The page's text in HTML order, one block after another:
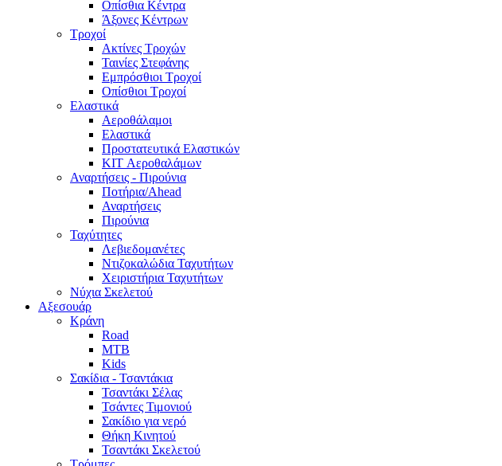
Οπίσθια Κέντρα
Άξονες Κέντρων
Τροχοί
Ακτίνες Τροχών
Ταινίες Στεφάνης
Εμπρόσθιοι Τροχοί
Οπίσθιοι Τροχοί
Ελαστικά
Αεροθάλαμοι
Ελαστικά
Προστατευτικά Ελαστικών
KIT Αεροθαλάμων
Αναρτήσεις - Πιρούνια
Ποτήρια/Ahead
Αναρτήσεις
Πιρούνια
Ταχύτητες
Λεβιεδομανέτες
Ντιζοκαλώδια Ταχυτήτων
Χειριστήρια Ταχυτήτων
Νύχια Σκελετού
Αξεσουάρ
Κράνη
Road
MTB
Kids
Σακίδια - Τσαντάκια
Τσαντάκι Σέλας
Τσάντες Τιμονιού
Σακίδιο για νερό
Θήκη Κινητού
Τσαντάκι Σκελετού